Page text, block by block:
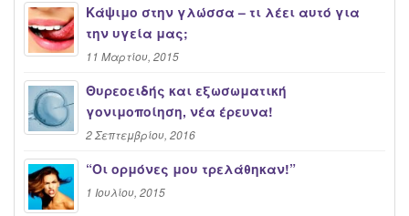
Κάψιμο στην γλώσσα – τι λέει αυτό για
την υγεία μας;
11 Μαρτίου, 2015
Θυρεοειδής και εξωσωματική
γονιμοποίηση, νέα έρευνα!
2 Σεπτεμβρίου, 2016
“Oι ορμόνες μου τρελάθηκαν!”
1 Ιουλίου, 2015